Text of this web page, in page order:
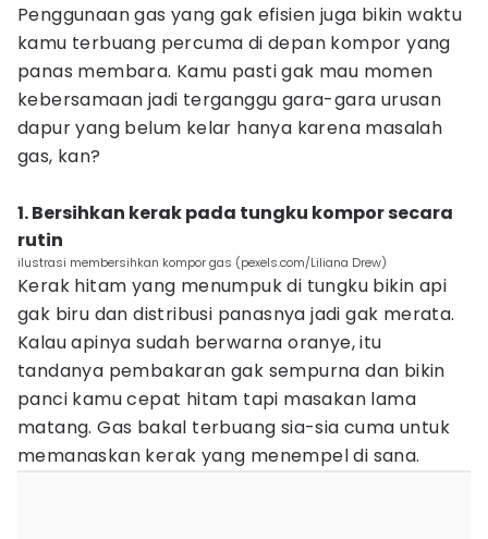
Penggunaan gas yang gak efisien juga bikin waktu
kamu terbuang percuma di depan kompor yang
panas membara. Kamu pasti gak mau momen
kebersamaan jadi terganggu gara-gara urusan
dapur yang belum kelar hanya karena masalah
gas, kan?
1. Bersihkan kerak pada tungku kompor secara
rutin
ilustrasi membersihkan kompor gas (pexels.com/Liliana Drew)
Kerak hitam yang menumpuk di tungku bikin api
gak biru dan distribusi panasnya jadi gak merata.
Kalau apinya sudah berwarna oranye, itu
tandanya pembakaran gak sempurna dan bikin
panci kamu cepat hitam tapi masakan lama
matang. Gas bakal terbuang sia-sia cuma untuk
memanaskan kerak yang menempel di sana.